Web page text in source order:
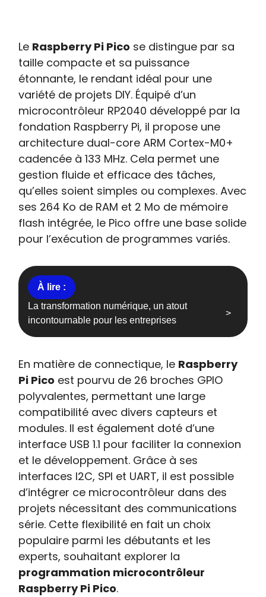
Le Raspberry Pi Pico se distingue par sa
taille compacte et sa puissance
étonnante, le rendant idéal pour une
variété de projets DIY. Équipé d’un
microcontrôleur RP2040 développé par la
fondation Raspberry Pi, il propose une
architecture dual-core ARM Cortex-M0+
cadencée à 133 MHz. Cela permet une
gestion fluide et efficace des tâches,
qu’elles soient simples ou complexes. Avec
ses 264 Ko de RAM et 2 Mo de mémoire
flash intégrée, le Pico offre une base solide
pour l’exécution de programmes variés.
La transformation numérique, un atout
incontournable pour les entreprises
En matière de connectique, le Raspberry
Pi Pico est pourvu de 26 broches GPIO
polyvalentes, permettant une large
compatibilité avec divers capteurs et
modules. Il est également doté d’une
interface USB 1.1 pour faciliter la connexion
et le développement. Grâce à ses
interfaces I2C, SPI et UART, il est possible
d’intégrer ce microcontrôleur dans des
projets nécessitant des communications
série. Cette flexibilité en fait un choix
populaire parmi les débutants et les
experts, souhaitant explorer la
programmation microcontrôleur
Raspberry Pi Pico.